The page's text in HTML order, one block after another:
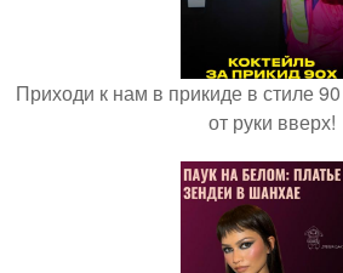
Приходи к нам в прикиде в стиле
от руки вверх!